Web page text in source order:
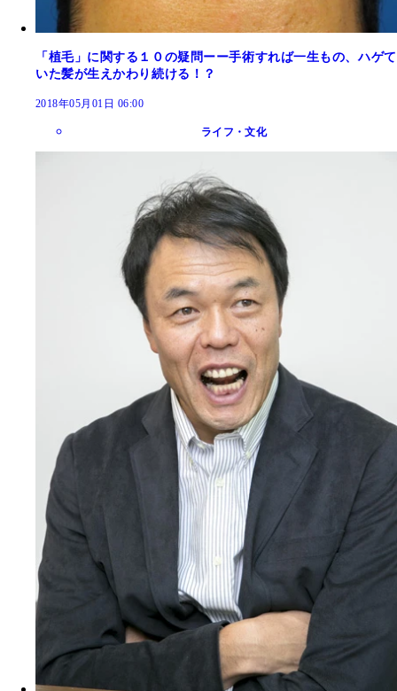
「植毛」に関する１０の疑問ーー手術すれば一生もの、ハゲて
いた髪が生えかわり続ける！？
2018年05月01日 06:00
ライフ・文化